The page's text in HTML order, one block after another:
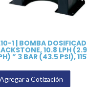
1 | BOMBA
10.8 LPH (2.9
” 3 BAR (43.5 PSI),
Agregar a Cotización